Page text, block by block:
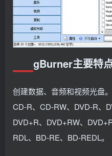
gBurner主要特点
创建数据、音频和视频光盘
CD-R、CD-RW、DVD-R、
DVD+R、DVD+RW、
RDL、BD-RE、BD-REDL。